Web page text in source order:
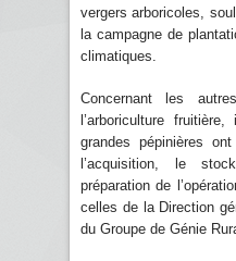
vergers arboricoles,
la campagne de
climatiques.
Concernant les
l’arboriculture
grandes pépinières
l’acquisition, le
préparation de
celles de la Direction
du Groupe de Génie